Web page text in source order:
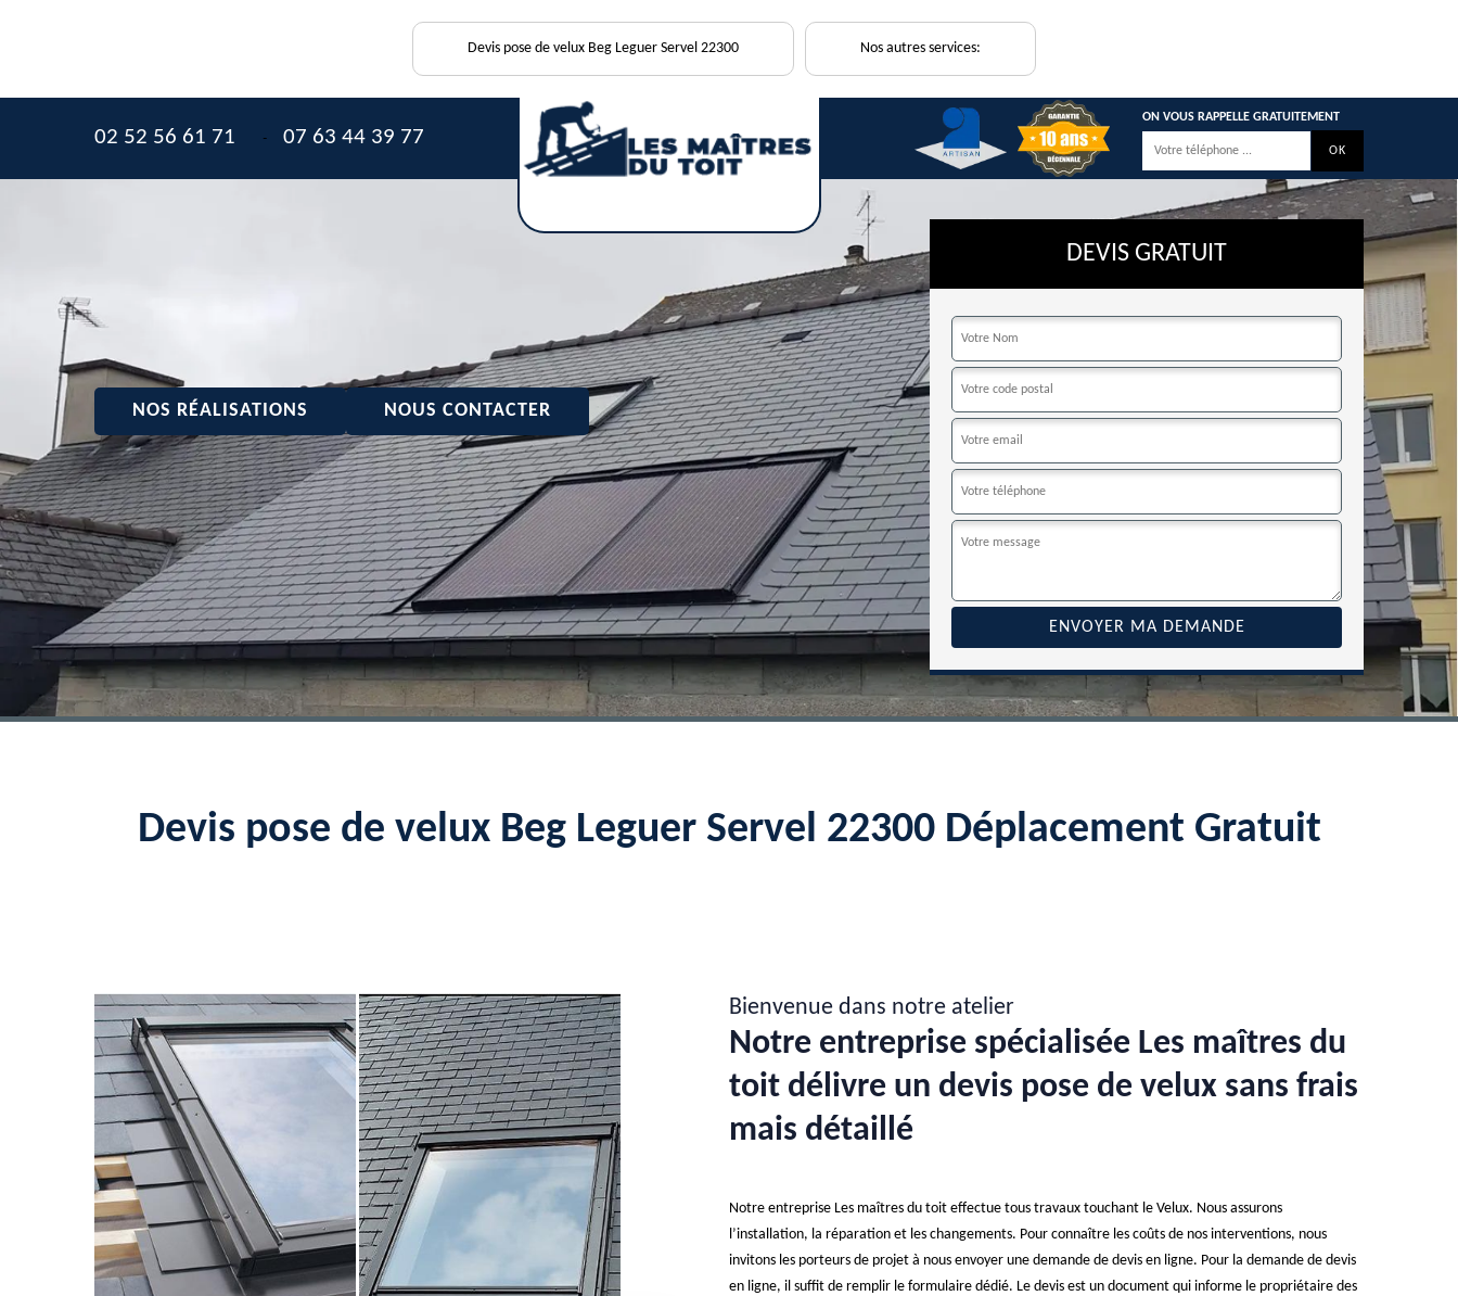
Devis pose de velux Beg Leguer Servel 22300 Nos autres services:
02 52 56 61 71 - 07 63 44 39 77
ON VOUS RAPPELLE GRATUITEMENT
NOS RÉALISATIONS NOUS CONTACTER
DEVIS GRATUIT
Devis pose de velux Beg Leguer Servel 22300 Déplacement Gratuit
Bienvenue dans notre atelier
Notre entreprise spécialisée Les maîtres du
toit délivre un devis pose de velux sans frais
mais détaillé
Notre entreprise Les maîtres du toit effectue tous travaux touchant le Velux. Nous assurons
l’installation, la réparation et les changements. Pour connaître les coûts de nos interventions, nous
invitons les porteurs de projet à nous envoyer une demande de devis en ligne. Pour la demande de devis
en ligne, il suffit de remplir le formulaire dédié. Le devis est un document qui informe le propriétaire des